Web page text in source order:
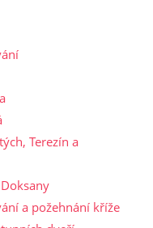
Terezín a
a požehnání kříže